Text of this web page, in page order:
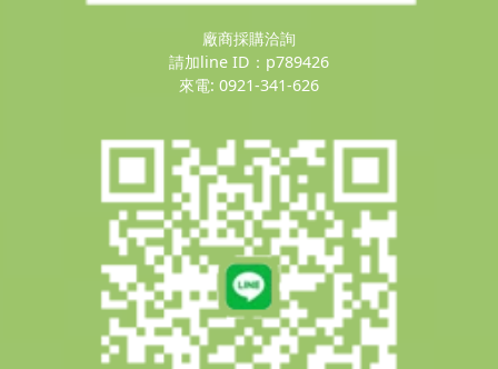
廠商採購洽詢
請加line ID：p789426
來電: 0921-341-626